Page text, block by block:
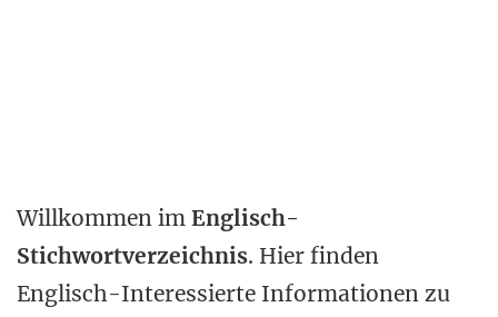
Willkommen im Englisch-
Stichwortverzeichnis. Hier finden
Englisch-Interessierte Informationen zu